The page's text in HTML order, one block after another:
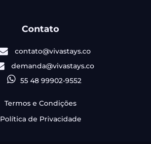
Contato
contato@vivastays.co
demanda@vivastays.co
55 48 99902-9552
Termos e Condições
Política de Privacidade